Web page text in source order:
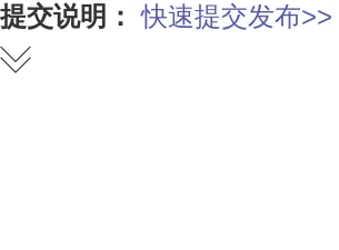
提交说明： 快速提交发布>>